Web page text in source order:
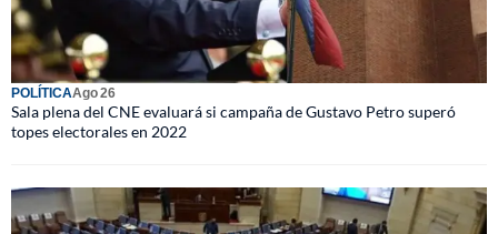
POLÍTICAAgo 26
Sala plena del CNE evaluará si campaña de Gustavo Petro superó
topes electorales en 2022